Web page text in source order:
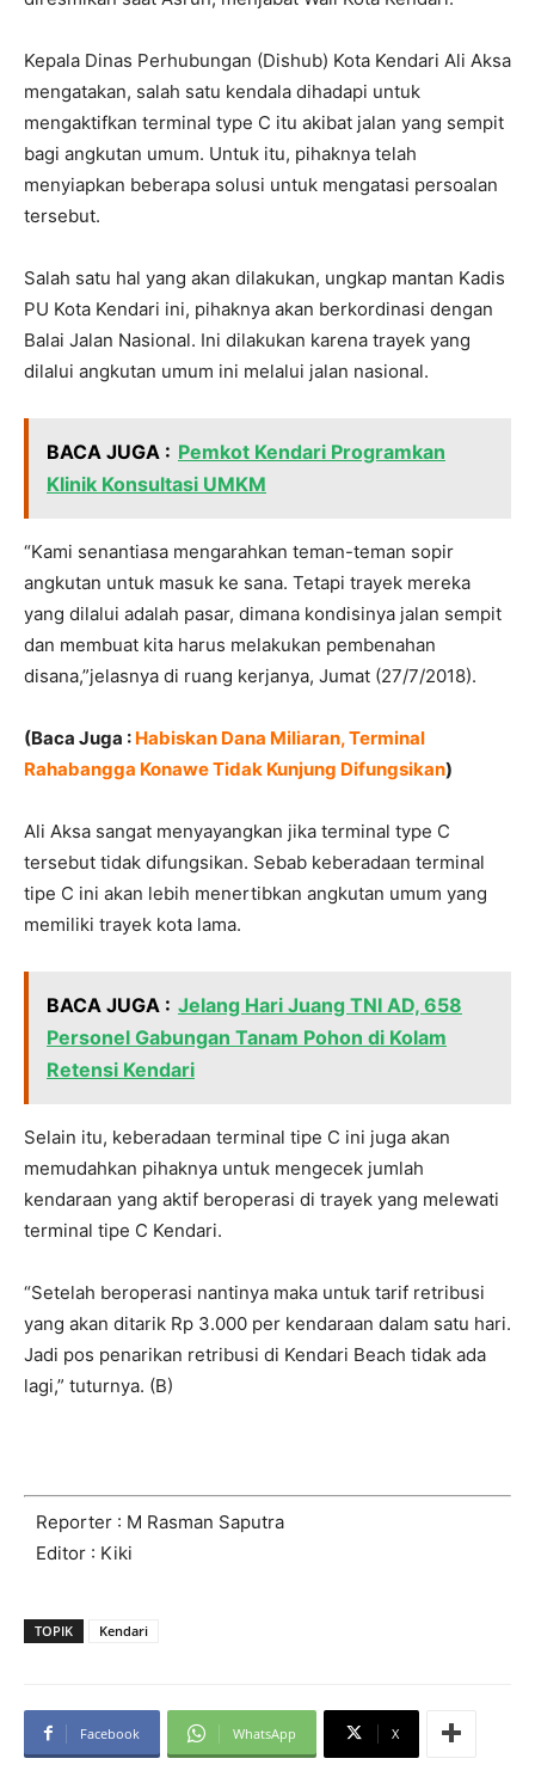
Kepala Dinas Perhubungan (Dishub) Kota Kendari Ali Aksa
mengatakan, salah satu kendala dihadapi untuk
mengaktifkan terminal type C itu akibat jalan yang sempit
bagi angkutan umum. Untuk itu, pihaknya telah
menyiapkan beberapa solusi untuk mengatasi persoalan
tersebut.
Salah satu hal yang akan dilakukan, ungkap mantan Kadis
PU Kota Kendari ini, pihaknya akan berkordinasi dengan
Balai Jalan Nasional. Ini dilakukan karena trayek yang
dilalui angkutan umum ini melalui jalan nasional.
BACA JUGA : Pemkot Kendari Programkan
Klinik Konsultasi UMKM
“Kami senantiasa mengarahkan teman-teman sopir
angkutan untuk masuk ke sana. Tetapi trayek mereka
yang dilalui adalah pasar, dimana kondisinya jalan sempit
dan membuat kita harus melakukan pembenahan
disana,”jelasnya di ruang kerjanya, Jumat (27/7/2018).
(Baca Juga : Habiskan Dana Miliaran, Terminal
Rahabangga Konawe Tidak Kunjung Difungsikan)
Ali Aksa sangat menyayangkan jika terminal type C
tersebut tidak difungsikan. Sebab keberadaan terminal
tipe C ini akan lebih menertibkan angkutan umum yang
memiliki trayek kota lama.
BACA JUGA : Jelang Hari Juang TNI AD, 658
Personel Gabungan Tanam Pohon di Kolam
Retensi Kendari
Selain itu, keberadaan terminal tipe C ini juga akan
memudahkan pihaknya untuk mengecek jumlah
kendaraan yang aktif beroperasi di trayek yang melewati
terminal tipe C Kendari.
“Setelah beroperasi nantinya maka untuk tarif retribusi
yang akan ditarik Rp 3.000 per kendaraan dalam satu hari.
Jadi pos penarikan retribusi di Kendari Beach tidak ada
lagi,” tuturnya. (B)
Reporter : M Rasman Saputra
Editor : Kiki
TOPIK Kendari
Facebook WhatsApp X